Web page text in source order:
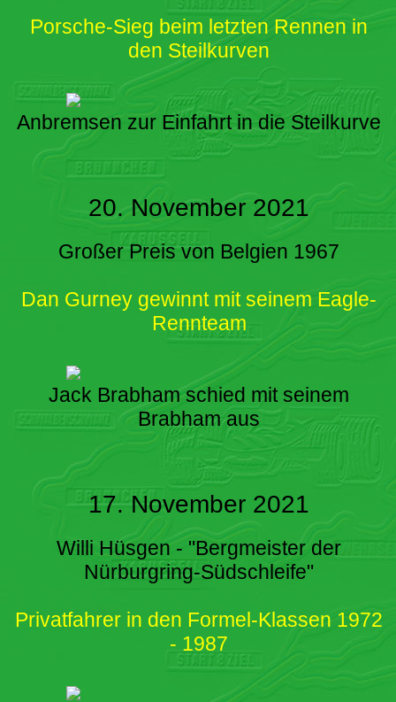
Porsche-Sieg beim letzten Rennen in
den Steilkurven
Anbremsen zur Einfahrt in die Steilkurve
20. November 2021
Großer Preis von Belgien 1967
Dan Gurney gewinnt mit seinem Eagle-
Rennteam
Jack Brabham schied mit seinem
Brabham aus
17. November 2021
Willi Hüsgen - "Bergmeister der
Nürburgring-Südschleife"
Privatfahrer in den Formel-Klassen 1972
- 1987